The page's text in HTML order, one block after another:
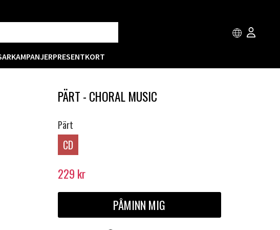
KAMPANJERPRESENTKORT
PÄRT - CHORAL MUSIC
Pärt
CD
229 kr
PÅMINN MIG